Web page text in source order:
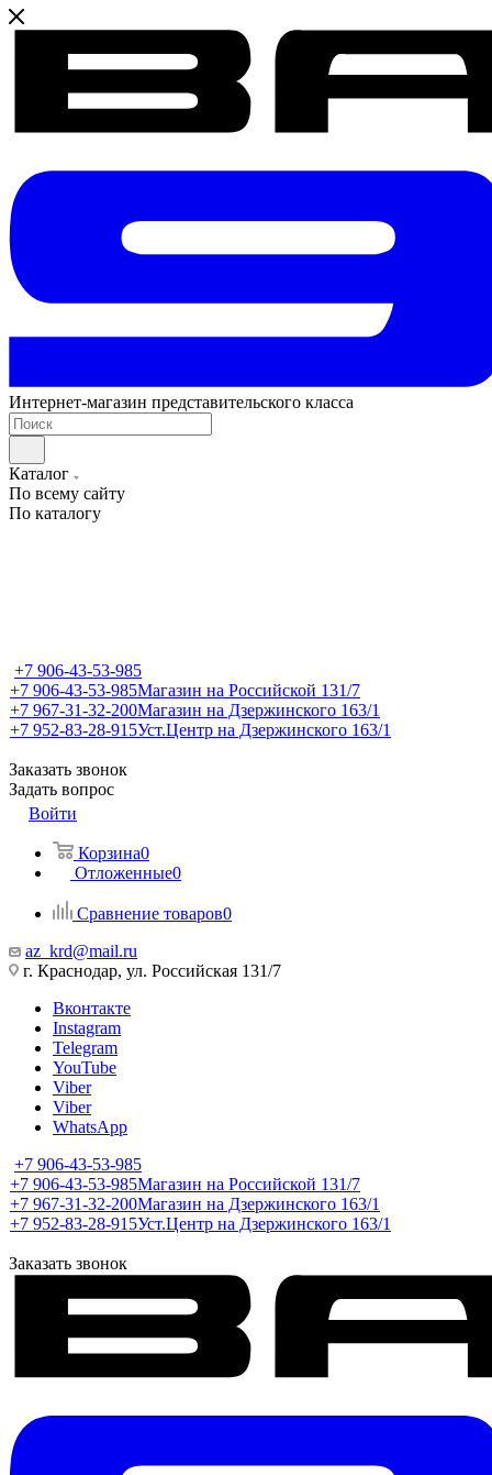
Интернет-магазин представительского класса
Каталог
По всему сайту
По каталогу
+7 906-43-53-985
+7 906-43-53-985Магазин на Российской 131/7
+7 967-31-32-200Магазин на Дзержинского 163/1
+7 952-83-28-915Уст.Центр на Дзержинского 163/1
Заказать звонок
Задать вопрос
Войти
Корзина0
Отложенные0
Сравнение товаров0
az_krd@mail.ru
г. Краснодар, ул. Российская 131/7
Вконтакте
Instagram
Telegram
YouTube
Viber
Viber
WhatsApp
+7 906-43-53-985
+7 906-43-53-985Магазин на Российской 131/7
+7 967-31-32-200Магазин на Дзержинского 163/1
+7 952-83-28-915Уст.Центр на Дзержинского 163/1
Заказать звонок